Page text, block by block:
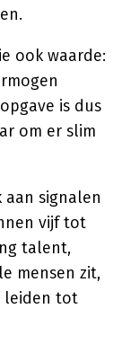
ook waarde:
is dus
om er slim
aan signalen
vijf tot
talent,
mensen zit,
leiden tot